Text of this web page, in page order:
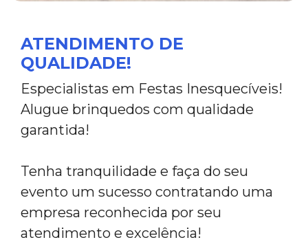
ATENDIMENTO DE
QUALIDADE!
Especialistas em Festas Inesquecíveis!
Alugue brinquedos com qualidade
garantida!
Tenha tranquilidade e faça do seu
evento um sucesso contratando uma
empresa reconhecida por seu
atendimento e excelência!